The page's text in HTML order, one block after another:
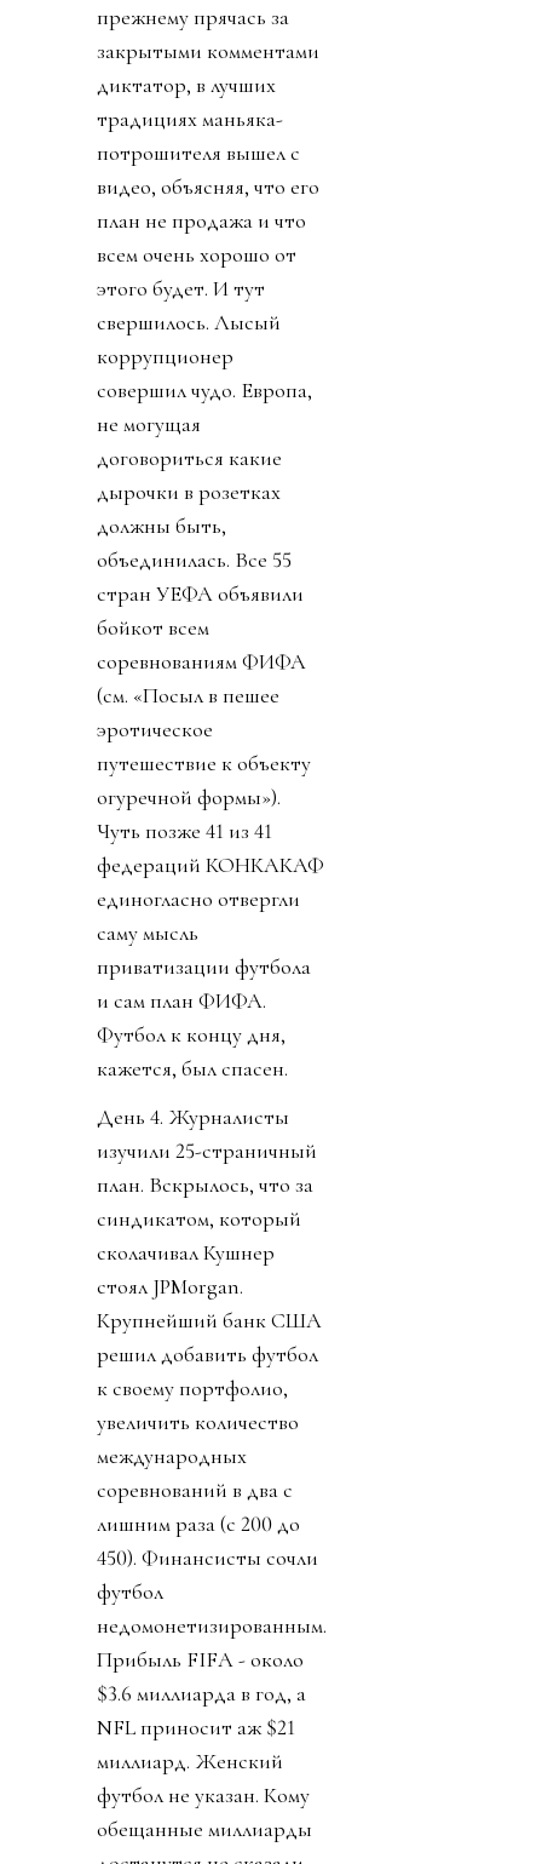
прежнему прячась за
закрытыми комментами
диктатор, в лучших
традициях маньяка-
потрошителя вышел с
видео, объясняя, что его
план не продажа и что
всем очень хорошо от
этого будет. И тут
свершилось. Лысый
коррупционер
совершил чудо. Европа,
не могущая
договориться какие
дырочки в розетках
должны быть,
объединилась. Все 55
стран УЕФА объявили
бойкот всем
соревнованиям ФИФА
(см. «Посыл в пешее
эротическое
путешествие к объекту
огуречной формы»).
Чуть позже 41 из 41
федераций КОНКАКАФ
единогласно отвергли
саму мысль
приватизации футбола
и сам план ФИФА.
Футбол к концу дня,
кажется, был спасен.
День 4. Журналисты
изучили 25-страничный
план. Вскрылось, что за
синдикатом, который
сколачивал Кушнер
стоял JPMorgan.
Крупнейший банк США
решил добавить футбол
к своему портфолио,
увеличить количество
международных
соревнований в два с
лишним раза (с 200 до
450). Финансисты сочли
футбол
недомонетизированным.
Прибыль FIFA - около
$3.6 миллиарда в год, а
NFL приносит аж $21
миллиард. Женский
футбол не указан. Кому
обещанные миллиарды